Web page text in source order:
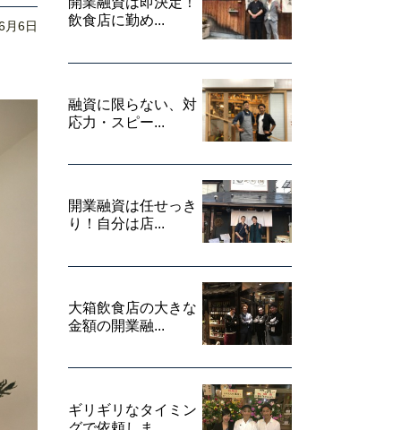
月6日
飲食店に勤め...
融資に限らない、対
応力・スピー...
開業融資は任せっき
り！自分は店...
大箱飲食店の大きな
金額の開業融...
ギリギリなタイミン